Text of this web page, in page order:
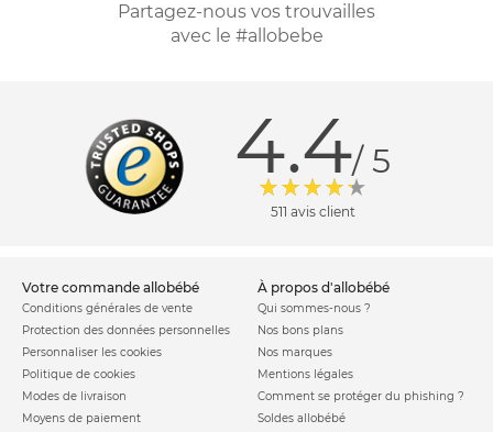
Partagez-nous vos trouvailles
avec le #allobebe
4.4/ 5
511 avis client
votre commande allobébé
Conditions générales de vente
Protection des données personnelles
Personnaliser les cookies
Politique de cookies
Modes de livraison
Moyens de paiement
à propos d'allobébé
Qui sommes-nous ?
Nos bons plans
Nos marques
Mentions légales
Comment se protéger du phishing ?
Soldes allobébé